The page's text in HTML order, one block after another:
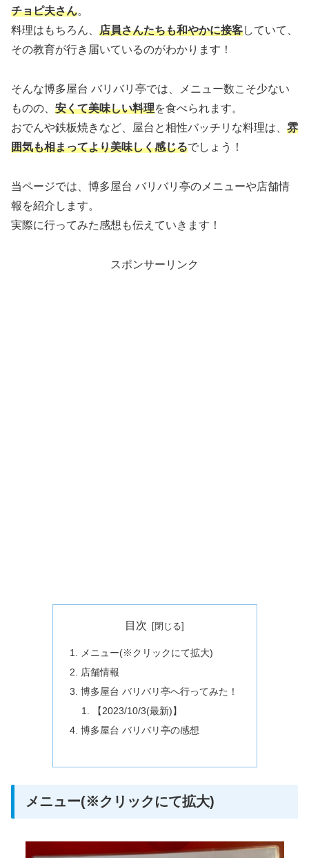
チョピ夫さん。
料理はもちろん、 店員さんたちも和やかに接客していて、
その教育が行き届いているのがわかります！
そんな博多屋台 バリバリ亭では、メニュー数こそ少ない
ものの、 安くて美味しい料理を食べられます。
おでんや鉄板焼きなど、屋台と相性バッチリな料理は、 雰
囲気も相まってより美味しく感じるでしょう！
当ページでは、博多屋台 バリバリ亭のメニューや店舗情
報を紹介します。
実際に行ってみた感想も伝えていきます！
スポンサーリンク
目次
メニュー(※クリックにて拡大)
店舗情報
博多屋台 バリバリ亭へ行ってみた！
【2023/10/3(最新)】
博多屋台 バリバリ亭の感想
メニュー(※クリックにて拡大)